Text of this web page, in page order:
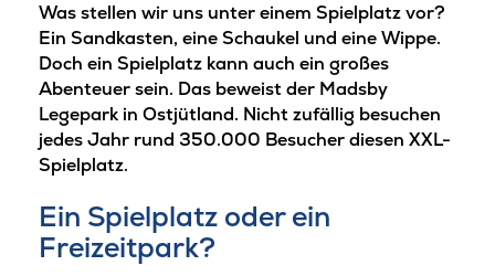
Was stellen wir uns unter einem Spielplatz vor?
Ein Sandkasten, eine Schaukel und eine Wippe.
Doch ein Spielplatz kann auch ein großes
Abenteuer sein. Das beweist der Madsby
Legepark in Ostjütland. Nicht zufällig besuchen
jedes Jahr rund 350.000 Besucher diesen XXL-
Spielplatz.
Ein Spielplatz oder ein
Freizeitpark?